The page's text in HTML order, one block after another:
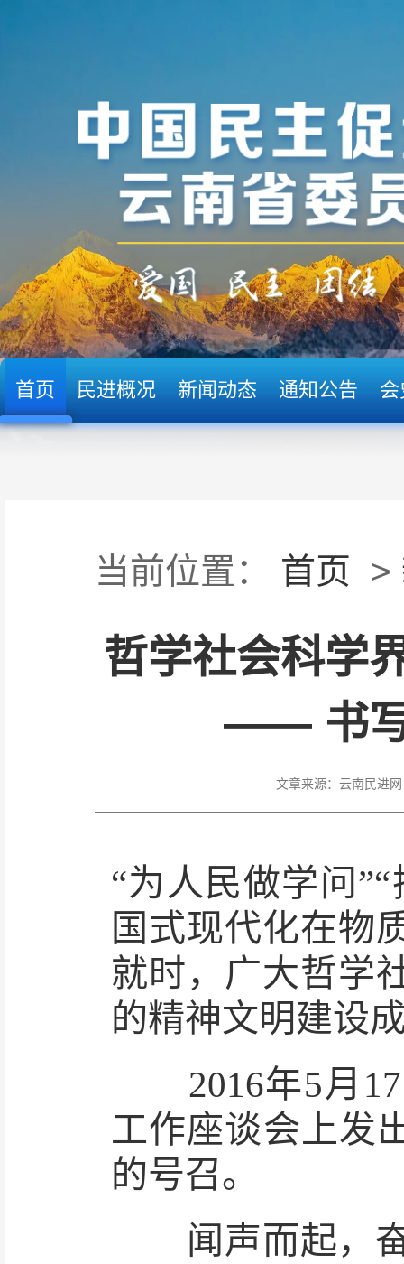
首页 民进概况 新闻动态 通知公告 会
当前位置： 首页 >
哲学社会科学
—— 书写
文章来源： 云南民进网
“为人民做学问
国式现代化在物
就时，广大哲学
的精神文明建设
2016年5月17
工作座谈会上发
的号召。
闻声而起，奋